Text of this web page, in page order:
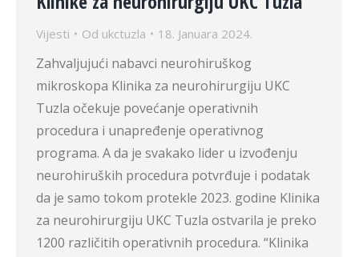
Vijesti Od ukctuzla 18. Januara 2024.
Zahvaljujući nabavci neurohiruškog
mikroskopa Klinika za neurohirurgiju UKC
Tuzla očekuje povećanje operativnih
procedura i unapređenje operativnog
programa. A da je svakako lider u izvođenju
neurohiruških procedura potvrđuje i podatak
da je samo tokom protekle 2023. godine Klinika
za neurohirurgiju UKC Tuzla ostvarila je preko
1200 različitih operativnih procedura. “Klinika